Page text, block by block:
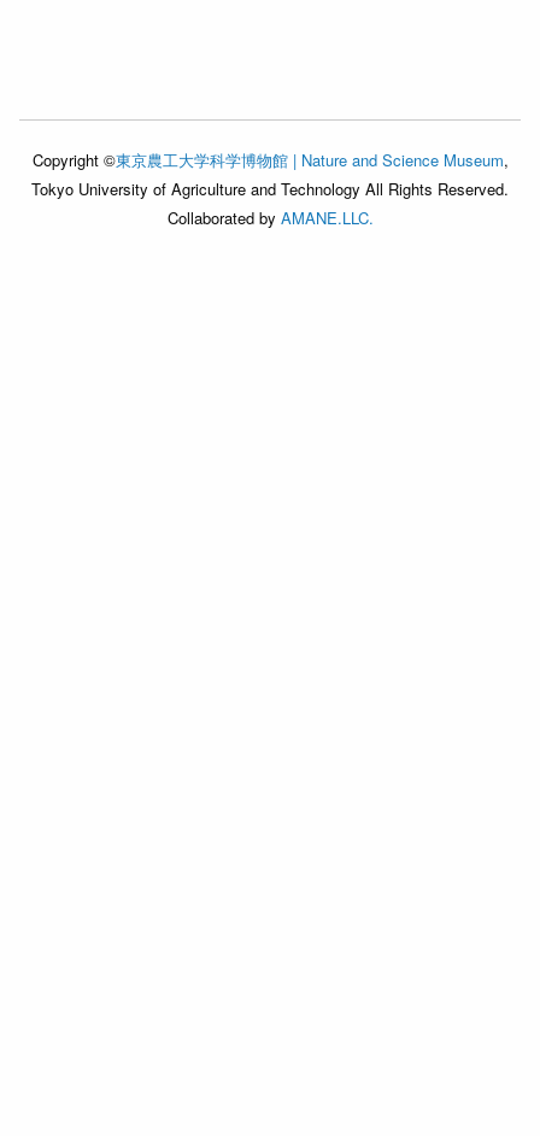
Copyright ©東京農工大学科学博物館 | Nature and Science Museum,
Tokyo University of Agriculture and Technology All Rights Reserved.
Collaborated by AMANE.LLC.